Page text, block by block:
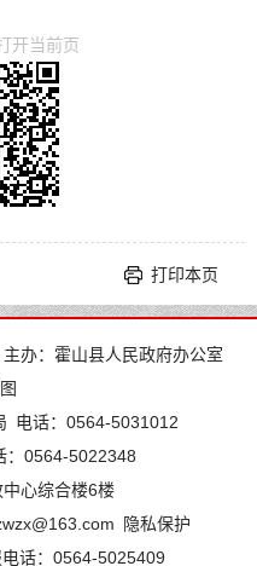
开当前页
打印本页
主办：霍山县人民政府办公室
电话：0564-5031012
：0564-5022348
心综合楼6楼
隐私保护
话：0564-5025409